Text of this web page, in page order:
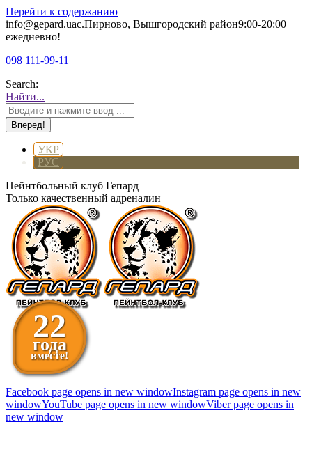
Перейти к содержанию
info@gepard.uaс.Пирново, Вышгородский район9:00-20:00
ежедневно!
098 111-99-11
Search:
Найти...
УКР
РУС
Пейнтбольный клуб Гепард
Только качественный адреналин
22
года
вместе!
Facebook page opens in new windowInstagram page opens in new
windowYouTube page opens in new windowViber page opens in
new window